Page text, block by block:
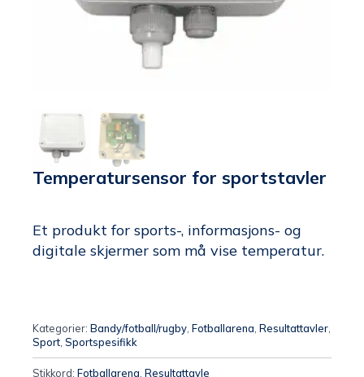
Temperatursensor for sportstavler
Et produkt for sports-, informasjons- og
digitale skjermer som må vise temperatur.
Kategorier: Bandy/fotball/rugby Fotballarena Resultattavler
Sport Sportspesifikk
Stikkord: Fotballarena Resultattavle